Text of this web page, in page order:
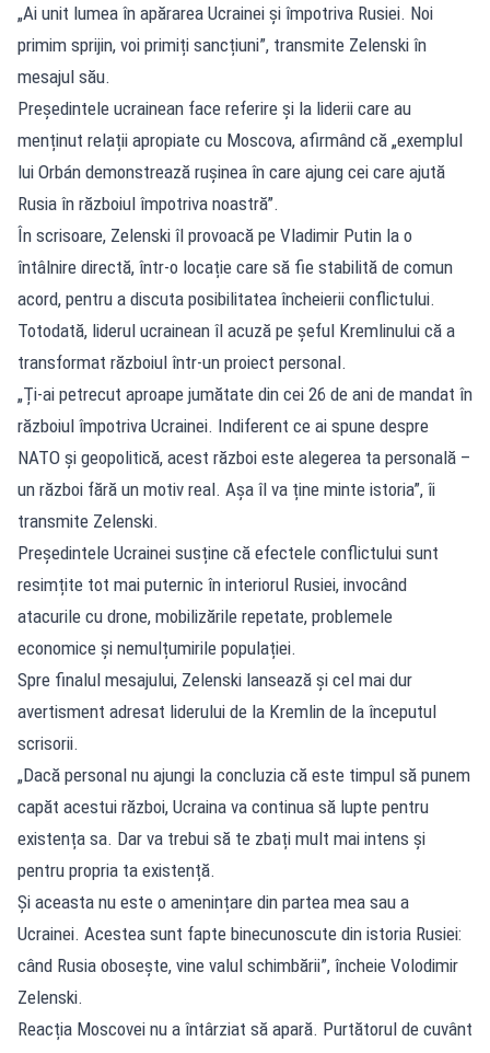
„Ai unit lumea în apărarea Ucrainei și împotriva Rusiei. Noi
primim sprijin, voi primiți sancțiuni”, transmite Zelenski în
mesajul său.
Președintele ucrainean face referire și la liderii care au
menținut relații apropiate cu Moscova, afirmând că „exemplul
lui Orbán demonstrează rușinea în care ajung cei care ajută
Rusia în războiul împotriva noastră”.
În scrisoare, Zelenski îl provoacă pe Vladimir Putin la o
întâlnire directă, într-o locație care să fie stabilită de comun
acord, pentru a discuta posibilitatea încheierii conflictului.
Totodată, liderul ucrainean îl acuză pe șeful Kremlinului că a
transformat războiul într-un proiect personal.
„Ți-ai petrecut aproape jumătate din cei 26 de ani de mandat în
războiul împotriva Ucrainei. Indiferent ce ai spune despre
NATO și geopolitică, acest război este alegerea ta personală –
un război fără un motiv real. Așa îl va ține minte istoria”, îi
transmite Zelenski.
Președintele Ucrainei susține că efectele conflictului sunt
resimțite tot mai puternic în interiorul Rusiei, invocând
atacurile cu drone, mobilizările repetate, problemele
economice și nemulțumirile populației.
Spre finalul mesajului, Zelenski lansează și cel mai dur
avertisment adresat liderului de la Kremlin de la începutul
scrisorii.
„Dacă personal nu ajungi la concluzia că este timpul să punem
capăt acestui război, Ucraina va continua să lupte pentru
existența sa. Dar va trebui să te zbați mult mai intens și
pentru propria ta existență.
Și aceasta nu este o amenințare din partea mea sau a
Ucrainei. Acestea sunt fapte binecunoscute din istoria Rusiei:
când Rusia obosește, vine valul schimbării”, încheie Volodimir
Zelenski.
Reacția Moscovei nu a întârziat să apară. Purtătorul de cuvânt